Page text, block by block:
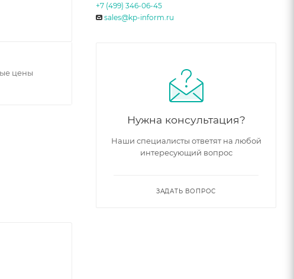
цены
+7 (499) 346-06-45
sales@kp-inform.ru
Нужна консультация?
Наши специалисты ответят на любой
интересующий вопрос
ЗАДАТЬ ВОПРОС